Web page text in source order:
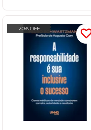
20% OFF